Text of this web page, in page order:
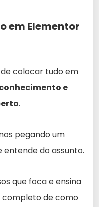
em Elementor
colocar tudo em
e
.
pegando um
do assunto.
que foca e ensina
de como